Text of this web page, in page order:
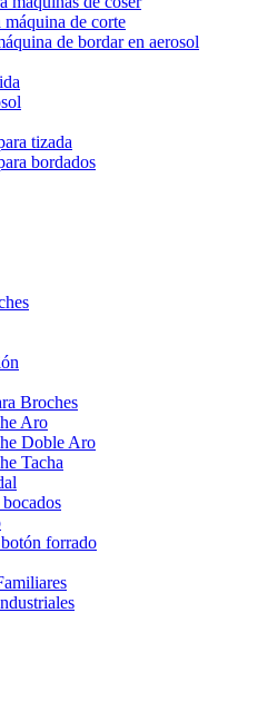
máquina de corte
de bordar en aerosol
tizada
bordados
Broches
Aro
Doble Aro
Tacha
bocados
forrado